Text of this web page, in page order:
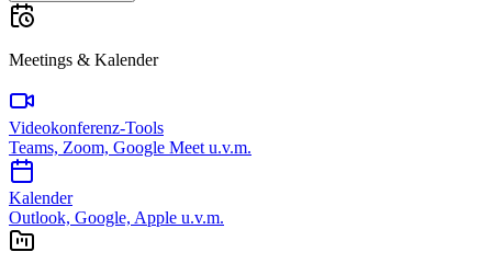
Meetings & Kalender
Videokonferenz-Tools
Teams, Zoom, Google Meet u.v.m.
Kalender
Outlook, Google, Apple u.v.m.